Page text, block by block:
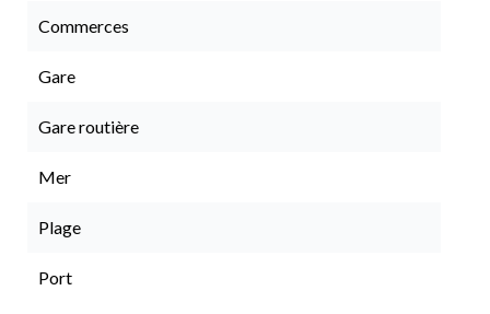
Commerces
Gare
Gare routière
Mer
Plage
Port